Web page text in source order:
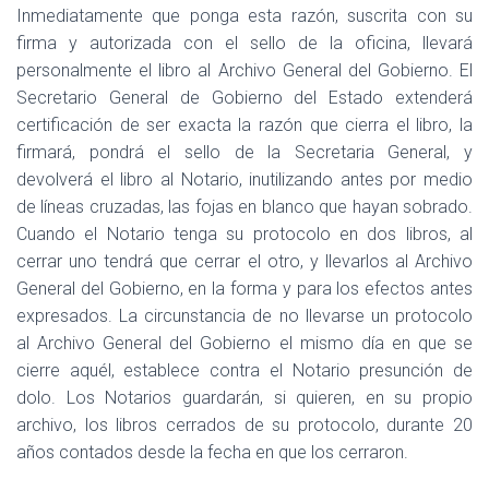
Inmediatamente que ponga esta razón, suscrita con su
firma y autorizada con el sello de la oficina, llevará
personalmente el libro al Archivo General del Gobierno. El
Secretario General de Gobierno del Estado extenderá
certificación de ser exacta la razón que cierra el libro, la
firmará, pondrá el sello de la Secretaria General, y
devolverá el libro al Notario, inutilizando antes por medio
de líneas cruzadas, las fojas en blanco que hayan sobrado.
Cuando el Notario tenga su protocolo en dos libros, al
cerrar uno tendrá que cerrar el otro, y llevarlos al Archivo
General del Gobierno, en la forma y para los efectos antes
expresados. La circunstancia de no llevarse un protocolo
al Archivo General del Gobierno el mismo día en que se
cierre aquél, establece contra el Notario presunción de
dolo. Los Notarios guardarán, si quieren, en su propio
archivo, los libros cerrados de su protocolo, durante 20
años contados desde la fecha en que los cerraron.